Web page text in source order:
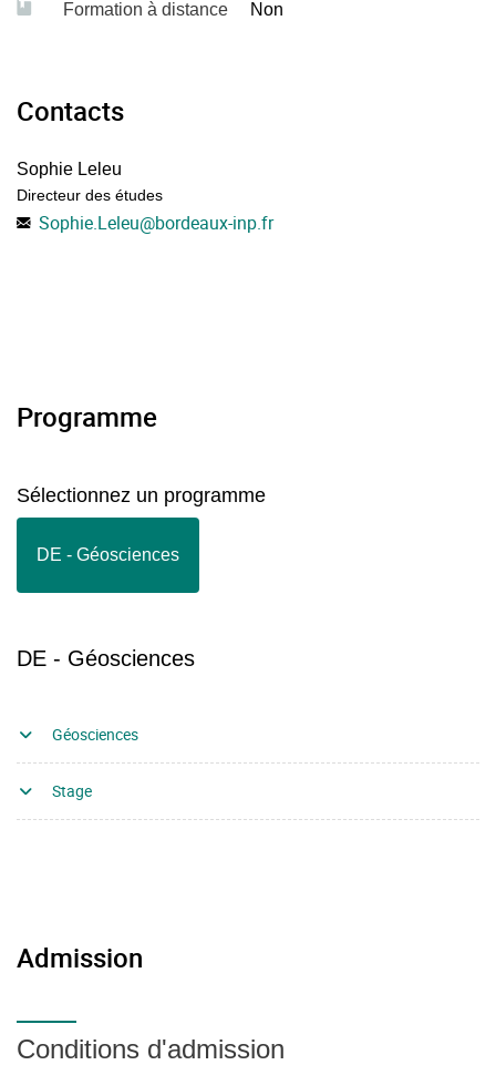
Formation à distance Non
Contacts
Sophie Leleu
Directeur des études
Sophie.Leleu@bordeaux-inp.fr
Programme
Sélectionnez un programme
DE - Géosciences
DE - Géosciences
Géosciences
Stage
Admission
Conditions d'admission